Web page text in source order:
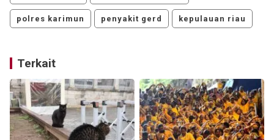
polres karimun penyakit gerd kepulauan riau
Terkait